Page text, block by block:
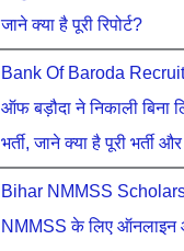
जाने क्या है पूरी रिपोर्ट?
Bank Of Baroda
ऑफ बड़ौदा ने निकाली बिना
भर्ती, जाने क्या है पूरी भर्ती और
Bihar NMMSS
NMMSS के लिए ऑनलाइन